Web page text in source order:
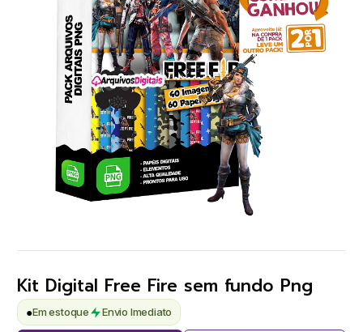
Kit Digital Free Fire sem fundo Png
●Em estoque Envio Imediato